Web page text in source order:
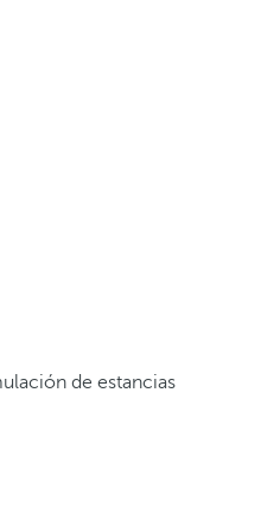
de estancias